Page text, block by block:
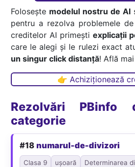
Folosește modelul nostru de AI
pentru a rezolva problemele
creditelor AI primești explicații
care le alegi și le rulezi exact
un singur click distanță! Află
👉 Achiziționează
Rezolvări PBinfo
categorie
#18numarul-de-divizori
Clasa 9 ușoară
Determinarea